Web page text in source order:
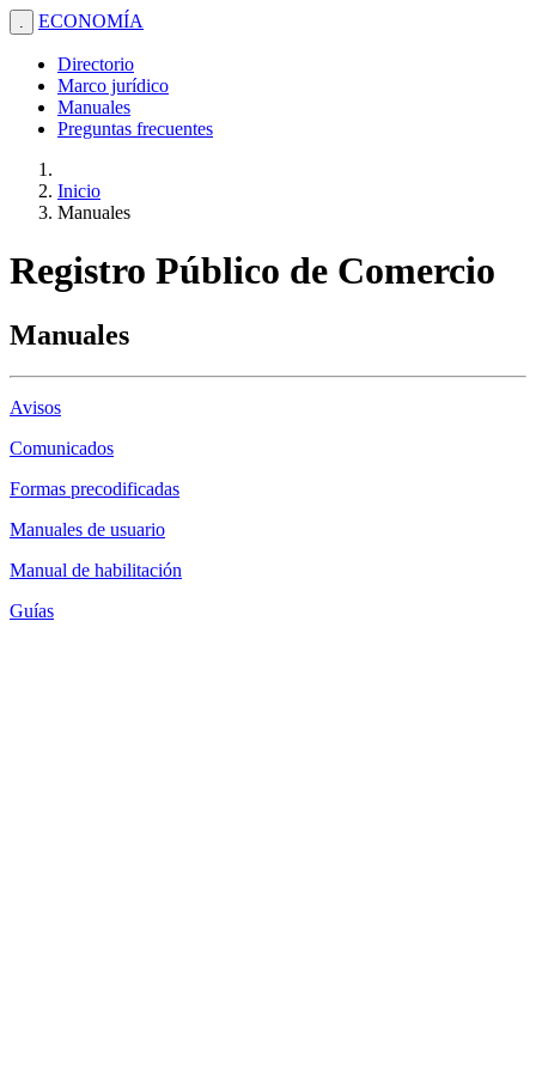
. ECONOMÍA
Directorio
Marco jurídico
Manuales
Preguntas frecuentes
Inicio
Manuales
Registro Público de Comercio
Manuales
Avisos
Comunicados
Formas precodificadas
Manuales de usuario
Manual de habilitación
Guías